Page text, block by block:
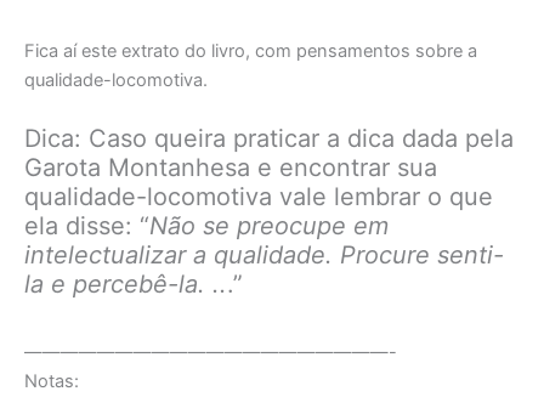
Fica aí este extrato do livro, com pensamentos sobre a
qualidade-locomotiva.
Dica: Caso queira praticar a dica dada pela
Garota Montanhesa e encontrar sua
qualidade-locomotiva vale lembrar o que
ela disse: “Não se preocupe em
intelectualizar a qualidade. Procure senti-
la e percebê-la. ...”
————————————————————-
Notas: